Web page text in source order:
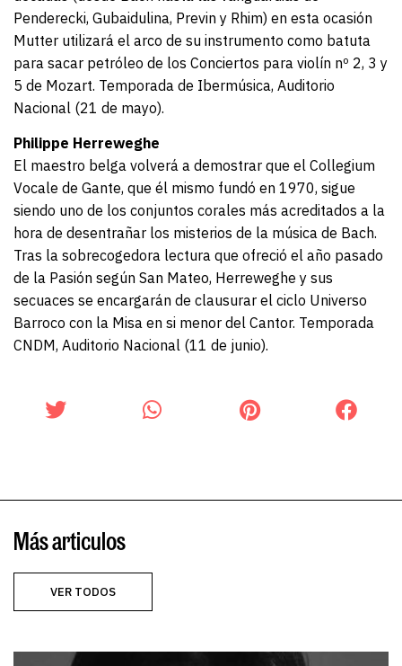
Penderecki, Gubaidulina, Previn y Rhim) en esta ocasión
Mutter utilizará el arco de su instrumento como batuta
para sacar petróleo de los Conciertos para violín nº 2, 3 y
5 de Mozart. Temporada de Ibermúsica, Auditorio
Nacional (21 de mayo).
Philippe Herreweghe
El maestro belga volverá a demostrar que el Collegium
Vocale de Gante, que él mismo fundó en 1970, sigue
siendo uno de los conjuntos corales más acreditados a la
hora de desentrañar los misterios de la música de Bach.
Tras la sobrecogedora lectura que ofreció el año pasado
de la Pasión según San Mateo, Herreweghe y sus
secuaces se encargarán de clausurar el ciclo Universo
Barroco con la Misa en si menor del Cantor. Temporada
CNDM, Auditorio Nacional (11 de junio).
Más articulos
VER TODOS